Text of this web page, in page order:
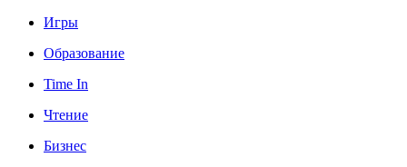
Игры
Образование
Time In
Чтение
Бизнес